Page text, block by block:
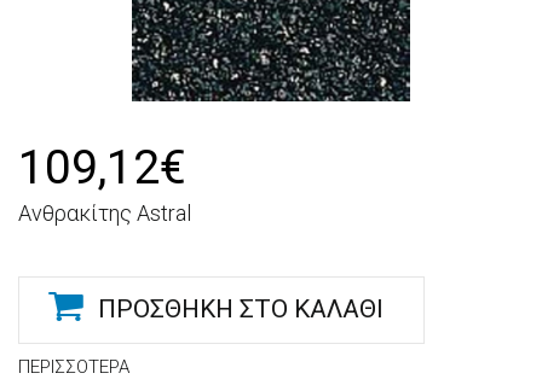
109,12€
Ανθρακίτης Astral
ΠΡΟΣΘΉΚΗ ΣΤΟ ΚΑΛΆΘΙ
ΠΕΡΙΣΣΌΤΕΡΑ